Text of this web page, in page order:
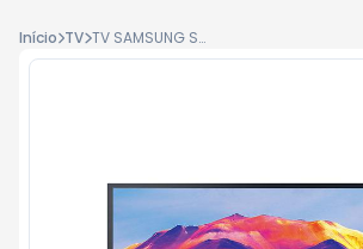
Início TV TV SAMSUNG SMART 43" FHD HDR TIZEN LS43F6000FGXZD